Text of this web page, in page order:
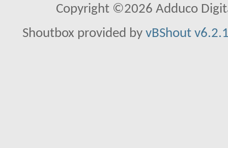
Copyright ©2026 Adduco
Shoutbox provided by vBShout